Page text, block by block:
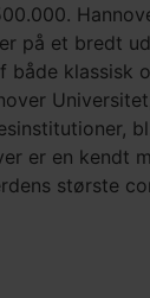
på et bredt
både klassisk
er en kendt
største